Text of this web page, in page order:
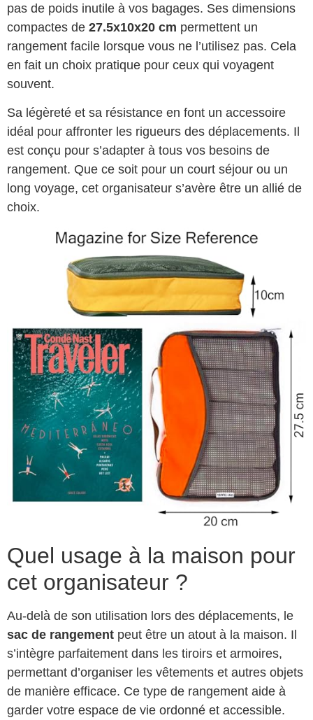
pas de poids inutile à vos bagages. Ses dimensions
compactes de 27.5x10x20 cm permettent un
rangement facile lorsque vous ne l’utilisez pas. Cela
en fait un choix pratique pour ceux qui voyagent
souvent.
Sa légèreté et sa résistance en font un accessoire
idéal pour affronter les rigueurs des déplacements. Il
est conçu pour s’adapter à tous vos besoins de
rangement. Que ce soit pour un court séjour ou un
long voyage, cet organisateur s’avère être un allié de
choix.
Quel usage à la maison pour
cet organisateur ?
Au-delà de son utilisation lors des déplacements, le
sac de rangement peut être un atout à la maison. Il
s’intègre parfaitement dans les tiroirs et armoires,
permettant d’organiser les vêtements et autres objets
de manière efficace. Ce type de rangement aide à
garder votre espace de vie ordonné et accessible.